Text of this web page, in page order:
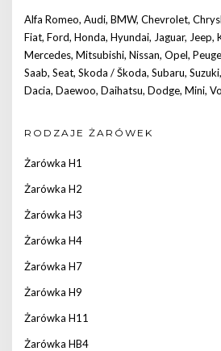
Alfa Romeo, Audi, BMW, Chevrolet,
Fiat, Ford, Honda, Hyundai, Jaguar, Jeep,
Mercedes, Mitsubishi, Nissan, Opel,
Saab, Seat, Skoda / Škoda, Subaru, Suzuki,
Dacia, Daewoo, Daihatsu, Dodge, Mini,
RODZAJE ŻARÓWEK
Żarówka H1
Żarówka H2
Żarówka H3
Żarówka H4
Żarówka H7
Żarówka H9
Żarówka H11
Żarówka HB4